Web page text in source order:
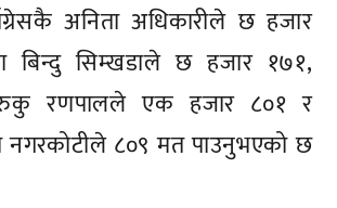
अनिता अधिकारीले छ हजार
बिन्दु सिम्खडाले छ हजार १७१,
रुकु रणपालले एक हजार ८०१ र
नगरकोटीले ८०९ मत पाउनुभएको छ